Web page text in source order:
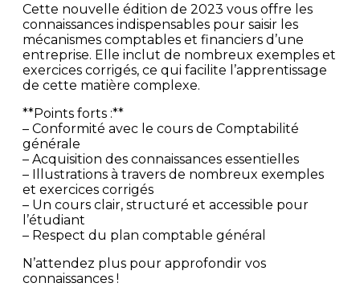
Cette nouvelle édition de 2023 vous offre les
connaissances indispensables pour saisir les
mécanismes comptables et financiers d’une
entreprise. Elle inclut de nombreux exemples et
exercices corrigés, ce qui facilite l’apprentissage
de cette matière complexe.
**Points forts :**
– Conformité avec le cours de Comptabilité
générale
– Acquisition des connaissances essentielles
– Illustrations à travers de nombreux exemples
et exercices corrigés
– Un cours clair, structuré et accessible pour
l’étudiant
– Respect du plan comptable général
N’attendez plus pour approfondir vos
connaissances !